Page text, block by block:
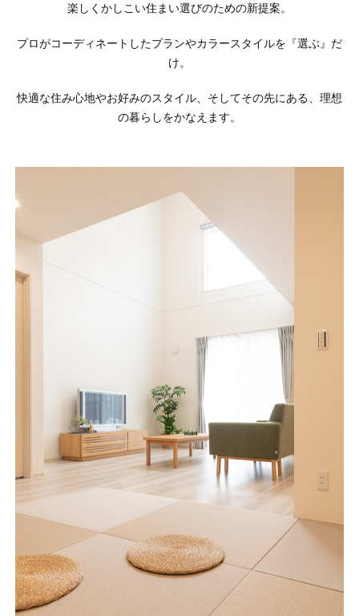
楽しくかしこい住まい選びのための新提案。
プロがコーディネートしたプランやカラースタイルを『選ぶ』だ
け。
快適な住み心地やお好みのスタイル、そしてその先にある、理想
の暮らしをかなえます。